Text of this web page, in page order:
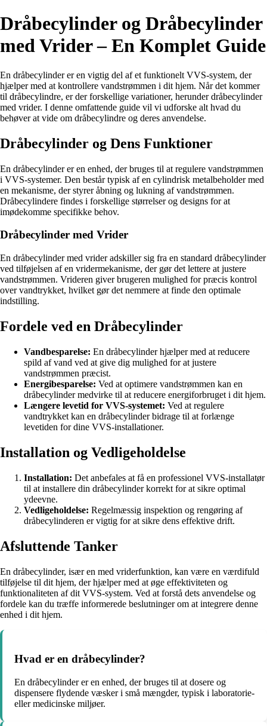
Dråbecylinder og Dråbecylinder
med Vrider – En Komplet Guide
En dråbecylinder er en vigtig del af et funktionelt VVS-system, der
hjælper med at kontrollere vandstrømmen i dit hjem. Når det kommer
til dråbecylindre, er der forskellige variationer, herunder dråbecylinder
med vrider. I denne omfattende guide vil vi udforske alt hvad du
behøver at vide om dråbecylindre og deres anvendelse.
Dråbecylinder og Dens Funktioner
En dråbecylinder er en enhed, der bruges til at regulere vandstrømmen
i VVS-systemer. Den består typisk af en cylindrisk metalbeholder med
en mekanisme, der styrer åbning og lukning af vandstrømmen.
Dråbecylindere findes i forskellige størrelser og designs for at
imødekomme specifikke behov.
Dråbecylinder med Vrider
En dråbecylinder med vrider adskiller sig fra en standard dråbecylinder
ved tilføjelsen af en vridermekanisme, der gør det lettere at justere
vandstrømmen. Vrideren giver brugeren mulighed for præcis kontrol
over vandtrykket, hvilket gør det nemmere at finde den optimale
indstilling.
Fordele ved en Dråbecylinder
Vandbesparelse: En dråbecylinder hjælper med at reducere
spild af vand ved at give dig mulighed for at justere
vandstrømmen præcist.
Energibesparelse: Ved at optimere vandstrømmen kan en
dråbecylinder medvirke til at reducere energiforbruget i dit hjem.
Længere levetid for VVS-systemet: Ved at regulere
vandtrykket kan en dråbecylinder bidrage til at forlænge
levetiden for dine VVS-installationer.
Installation og Vedligeholdelse
Installation: Det anbefales at få en professionel VVS-installatør
til at installere din dråbecylinder korrekt for at sikre optimal
ydeevne.
Vedligeholdelse: Regelmæssig inspektion og rengøring af
dråbecylinderen er vigtig for at sikre dens effektive drift.
Afsluttende Tanker
En dråbecylinder, især en med vriderfunktion, kan være en værdifuld
tilføjelse til dit hjem, der hjælper med at øge effektiviteten og
funktionaliteten af dit VVS-system. Ved at forstå dets anvendelse og
fordele kan du træffe informerede beslutninger om at integrere denne
enhed i dit hjem.
Hvad er en dråbecylinder?
En dråbecylinder er en enhed, der bruges til at dosere og
dispensere flydende væsker i små mængder, typisk i laboratorie-
eller medicinske miljøer.